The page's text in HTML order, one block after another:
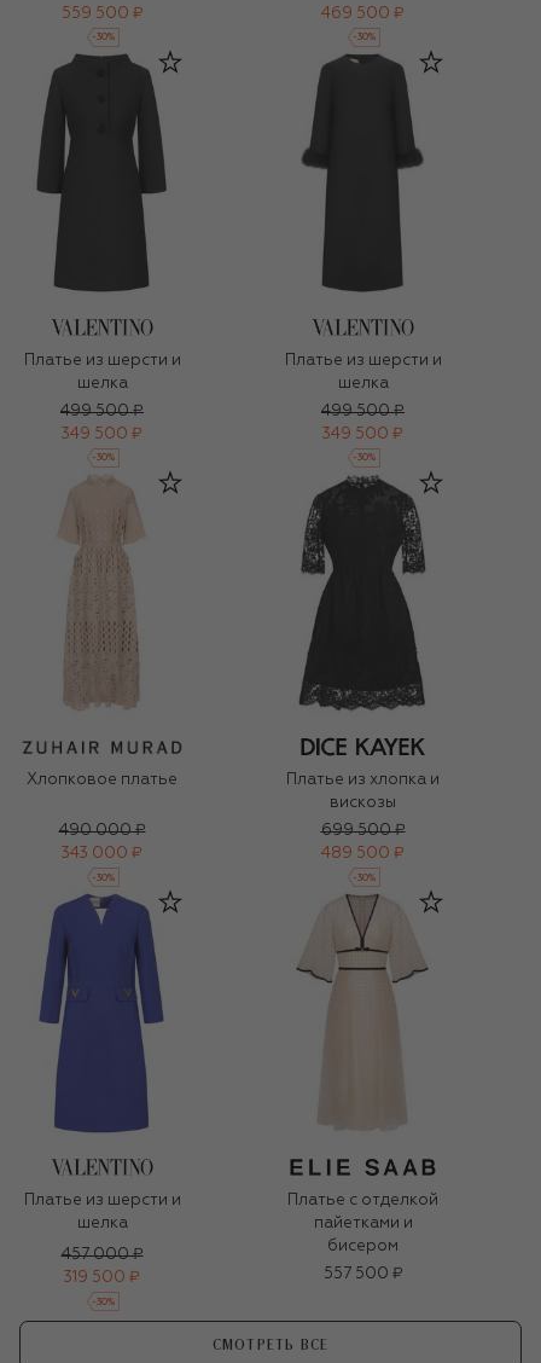
559 500 ₽
-30%
469 500 ₽
-30%
Платье из шерсти и
шелка
499 500 ₽
349 500 ₽
-30%
Платье из шерсти и
шелка
499 500 ₽
349 500 ₽
-30%
Хлопковое платье
490 000 ₽
343 000 ₽
-30%
Платье из хлопка и
вискозы
699 500 ₽
489 500 ₽
-30%
Платье из шерсти и
шелка
457 000 ₽
319 500 ₽
-30%
Платье с отделкой
пайетками и
бисером
557 500 ₽
СМОТРЕТЬ ВСЕ